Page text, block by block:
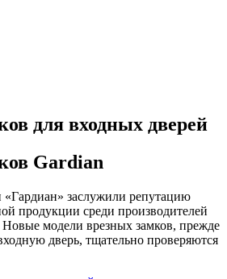
для входных дверей
Gardian
«Гардиан» заслужили репутацию
продукции среди производителей
Новые модели врезных замков, прежде
дверь, тщательно проверяются